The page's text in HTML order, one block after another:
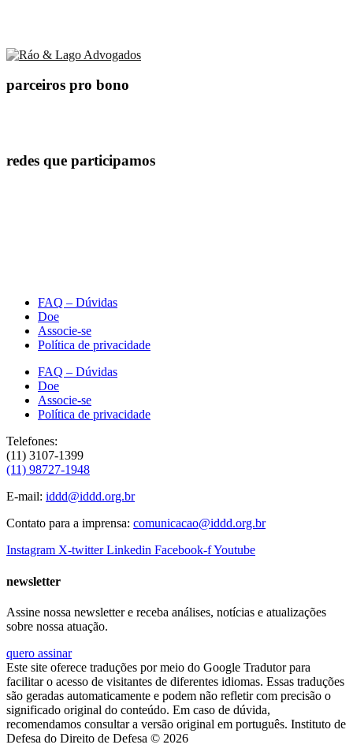
parceiros pro bono
redes que participamos
FAQ – Dúvidas
Doe
Associe-se
Política de privacidade
FAQ – Dúvidas
Doe
Associe-se
Política de privacidade
Telefones:
(11) 3107-1399
(11) 98727-1948
E-mail: iddd@iddd.org.br
Contato para a imprensa: comunicacao@iddd.org.br
Instagram X-twitter Linkedin Facebook-fYoutube
newsletter
Assine nossa newsletter e receba análises, notícias e atualizações
sobre nossa atuação.
quero assinar
Este site oferece traduções por meio do Google Tradutor para
facilitar o acesso de visitantes de diferentes idiomas. Essas traduções
são geradas automaticamente e podem não refletir com precisão o
significado original do conteúdo. Em caso de dúvida,
recomendamos consultar a versão original em português. Instituto de
Defesa do Direito de Defesa © 2026